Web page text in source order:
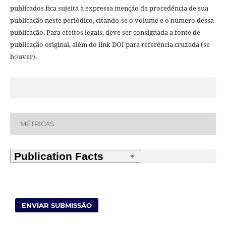
publicados fica sujeita à expressa menção da procedência de sua
publicação neste periódico, citando-se o volume e o número dessa
publicação. Para efeitos legais, deve ser consignada a fonte de
publicação original, além do link DOI para referência cruzada (se
houver).
MÉTRICAS
ENVIAR SUBMISSÃO